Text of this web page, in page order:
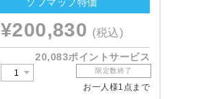
¥200,830 (税込)
20,083ポイントサービス
限定数終了
お一人様1点まで